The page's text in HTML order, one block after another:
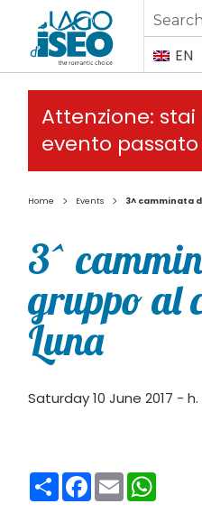
Search
for:
EN
Attenzione:
evento passato
Home > Events > 3^ camminata
3^
gruppo al
Luna
Saturday 10 June 2017 - h.
CondividiFacebook
Email